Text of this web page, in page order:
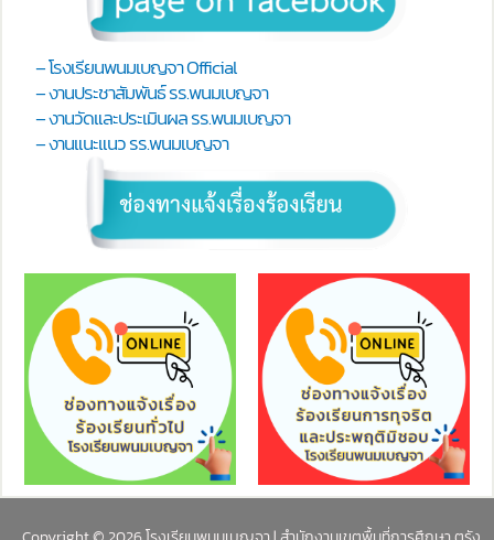
– โรงเรียนพนมเบญจา Official
– งานประชาสัมพันธ์ รร.พนมเบญจา
– งานวัดและประเมินผล รร.พนมเบญจา
– งานแนะแนว รร.พนมเบญจา